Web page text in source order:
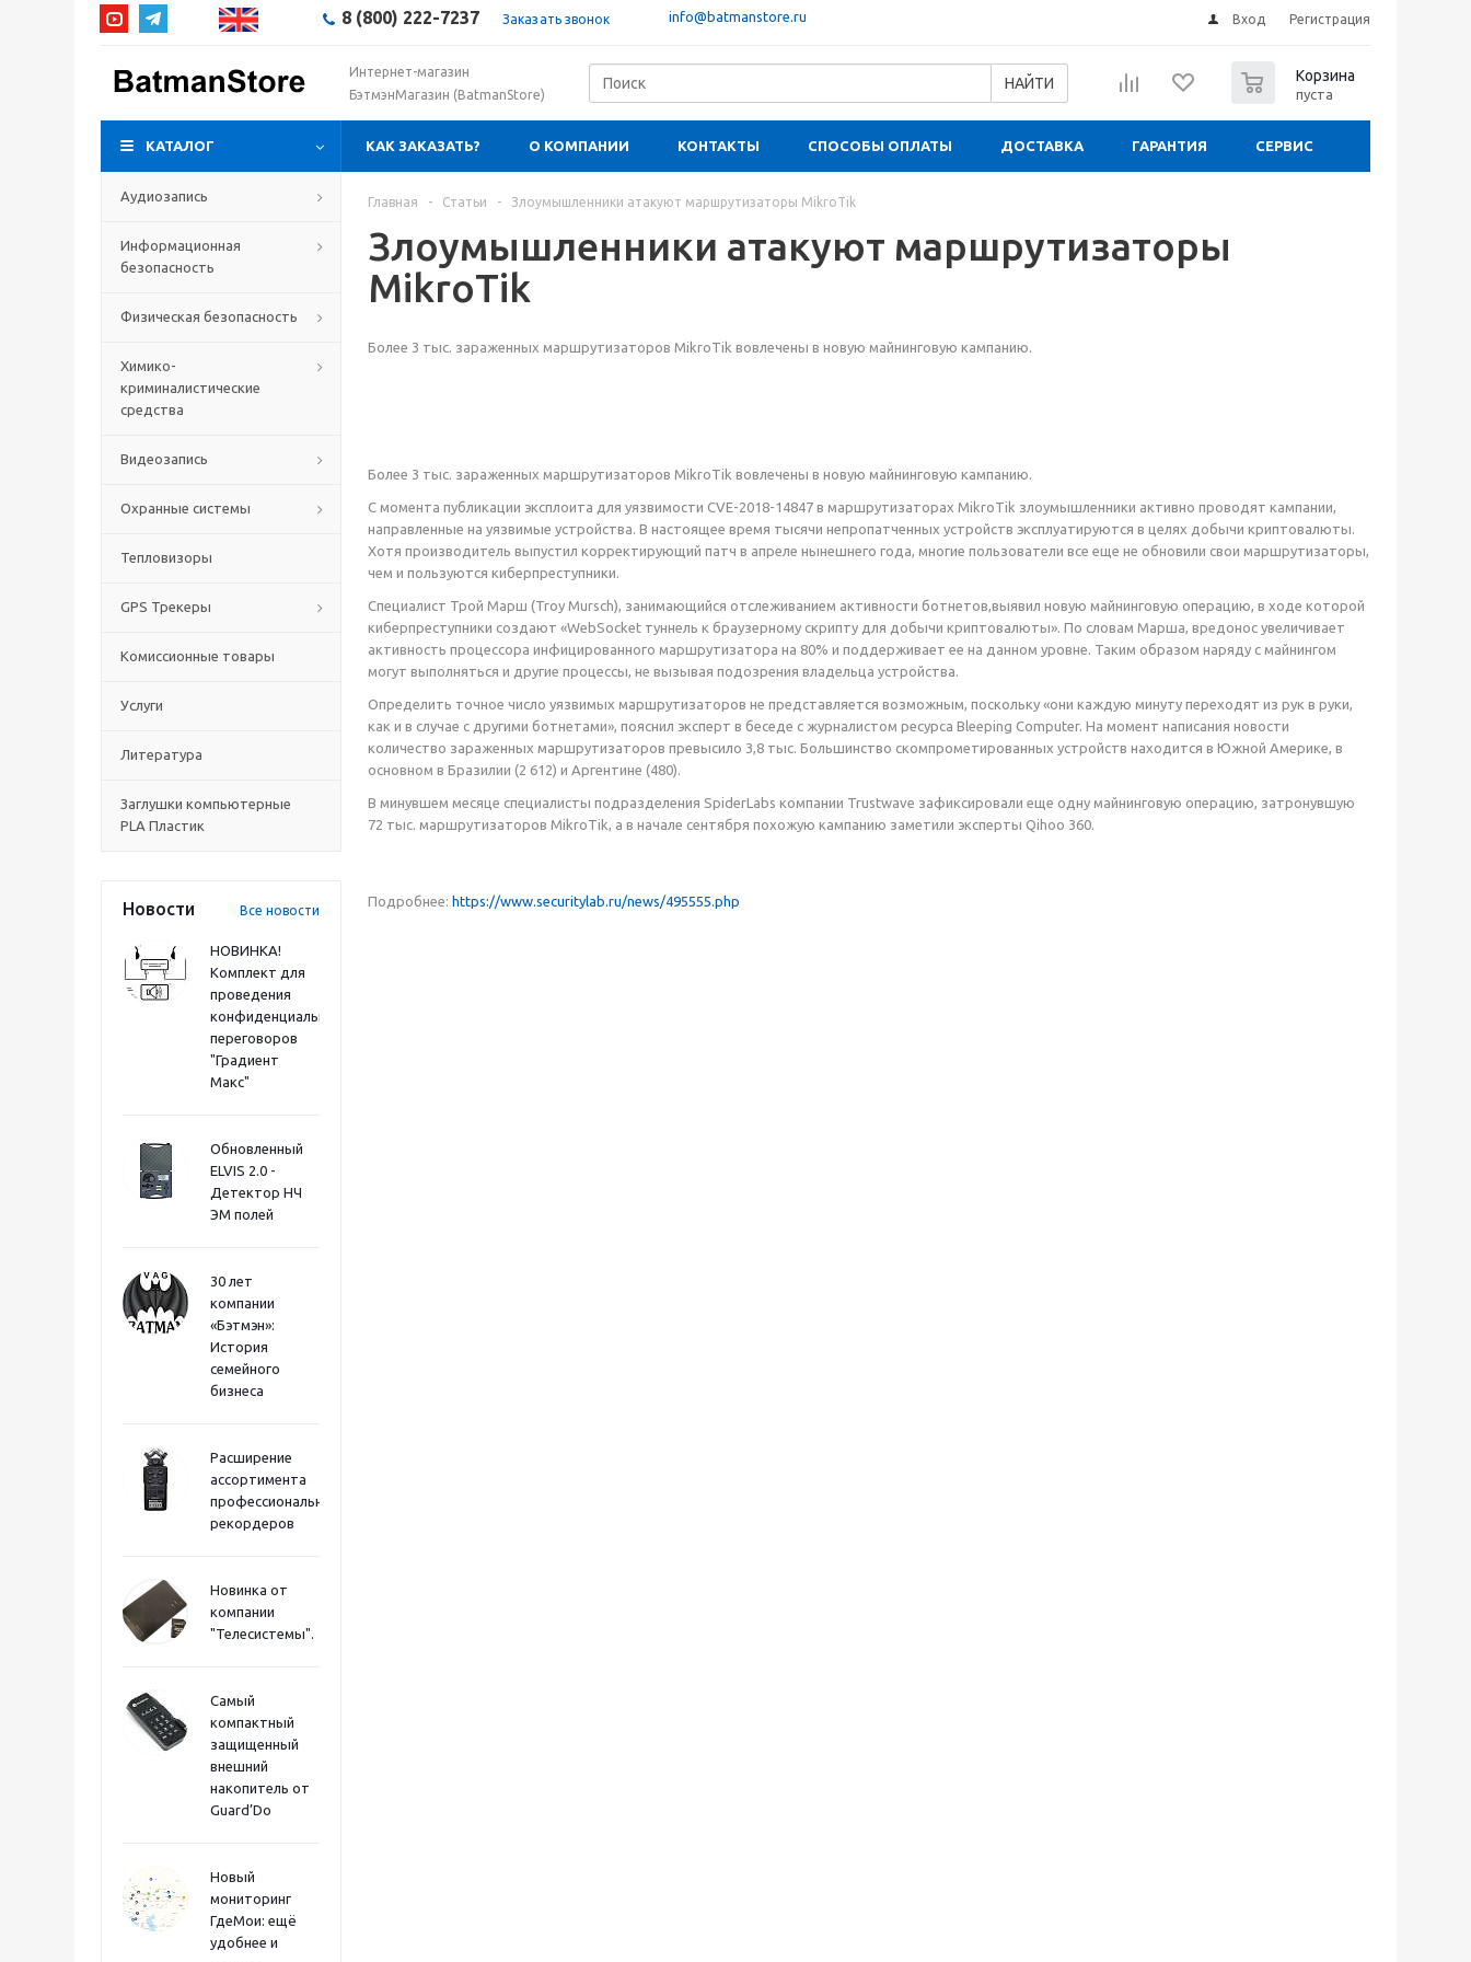
8 (800) 222-7237 Заказать звонок info@batmanstore.ru Вход Регистрация
Интернет-магазин
БэтмэнМагазин (BatmanStore)
НАЙТИ Корзина
пуста
КАТАЛОГ КАК ЗАКАЗАТЬ? О КОМПАНИИ КОНТАКТЫ СПОСОБЫ ОПЛАТЫ ДОСТАВКА ГАРАНТИЯ СЕРВИС
Аудиозапись
Информационная
безопасность
Физическая безопасность
Химико-
криминалистические
средства
Видеозапись
Охранные системы
Тепловизоры
GPS Трекеры
Комиссионные товары
Услуги
Литература
Заглушки компьютерные
PLA Пластик
Новости Все новости
НОВИНКА!
Комплект для
проведения
конфиденциальных
переговоров
"Градиент
Макс"
Обновленный
ELVIS 2.0 -
Детектор НЧ
ЭМ полей
30 лет
компании
«Бэтмэн»:
История
семейного
бизнеса
Расширение
ассортимента
профессиональных
рекордеров
Новинка от
компании
"Телесистемы".
Самый
компактный
защищенный
внешний
накопитель от
Guard’Do
Новый
мониторинг
ГдеМои: ещё
удобнее и
Главная - Статьи - Злоумышленники атакуют маршрутизаторы MikroTik
Злоумышленники атакуют маршрутизаторы
MikroTik
Более 3 тыс. зараженных маршрутизаторов MikroTik вовлечены в новую майнинговую кампанию.
Более 3 тыс. зараженных маршрутизаторов MikroTik вовлечены в новую майнинговую кампанию.
С момента публикации эксплоита для уязвимости CVE-2018-14847 в маршрутизаторах MikroTik злоумышленники активно проводят кампании,
направленные на уязвимые устройства. В настоящее время тысячи непропатченных устройств эксплуатируются в целях добычи криптовалюты.
Хотя производитель выпустил корректирующий патч в апреле нынешнего года, многие пользователи все еще не обновили свои маршрутизаторы,
чем и пользуются киберпреступники.
Специалист Трой Марш (Troy Mursch), занимающийся отслеживанием активности ботнетов,выявил новую майнинговую операцию, в ходе которой
киберпреступники создают «WebSocket туннель к браузерному скрипту для добычи криптовалюты». По словам Марша, вредонос увеличивает
активность процессора инфицированного маршрутизатора на 80% и поддерживает ее на данном уровне. Таким образом наряду с майнингом
могут выполняться и другие процессы, не вызывая подозрения владельца устройства.
Определить точное число уязвимых маршрутизаторов не представляется возможным, поскольку «они каждую минуту переходят из рук в руки,
как и в случае с другими ботнетами», пояснил эксперт в беседе с журналистом ресурса Bleeping Computer. На момент написания новости
количество зараженных маршрутизаторов превысило 3,8 тыс. Большинство скомпрометированных устройств находится в Южной Америке, в
основном в Бразилии (2 612) и Аргентине (480).
В минувшем месяце специалисты подразделения SpiderLabs компании Trustwave зафиксировали еще одну майнинговую операцию, затронувшую
72 тыс. маршрутизаторов MikroTik, а в начале сентября похожую кампанию заметили эксперты Qihoo 360.
Подробнее: https://www.securitylab.ru/news/495555.php